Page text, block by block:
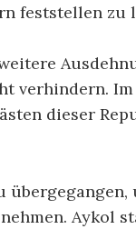
feststellen zu
verhindern.
dieser
Aykol